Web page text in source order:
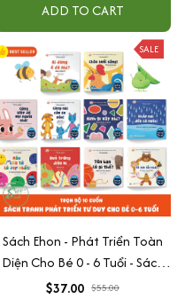
ADD TO CART
SALE
Sách Ehon - Phát Triển Toàn
Diện Cho Bé 0 - 6 Tuổi - Sách
Song Ngữ Việt - Anh
$37.00 $55.00